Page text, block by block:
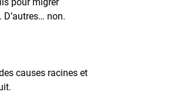
non.
causes racines et